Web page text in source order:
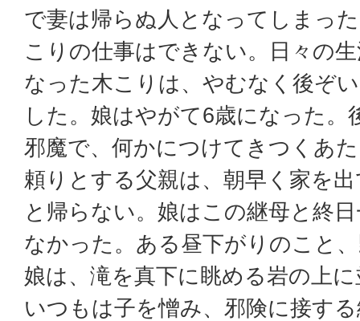
で妻は帰らぬ人となってしまっ
こりの仕事はできない。日々の
なった木こりは、やむなく後ぞ
した。娘はやがて6歳になった。
邪魔で、何かにつけてきつくあ
頼りとする父親は、朝早く家を
と帰らない。娘はこの継母と終
なかった。ある昼下がりのこと
娘は、滝を真下に眺める岩の上
いつもは子を憎み、邪険に接す